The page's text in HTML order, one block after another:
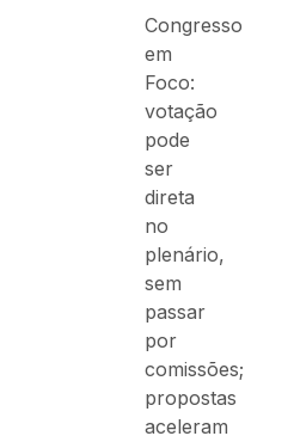
Congresso
em
Foco:
votação
pode
ser
direta
no
plenário,
sem
passar
por
comissões;
propostas
aceleram